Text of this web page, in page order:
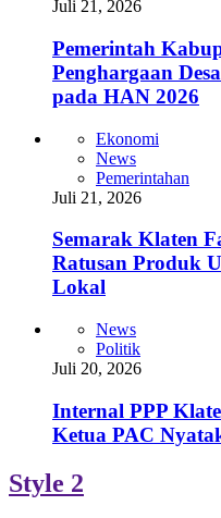
Juli 21, 2026
Pemerintah
Penghargaan
pada HAN 2026
Ekonomi
News
Pemerintahan
Juli 21, 2026
Semarak Klaten
Ratusan Produk
Lokal
News
Politik
Juli 20, 2026
Internal PPP
Ketua PAC
Style 2